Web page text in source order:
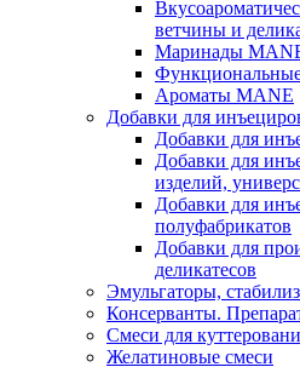
ветчины и
Маринады
Ароматы MANE
Добавки для
Добавки для
Добавки для
изделий,
Добавки для
полуфабрикатов
Добавки для
деликатесов
Эмульгаторы,
Консерванты.
Смеси для
Желатиновые смеси